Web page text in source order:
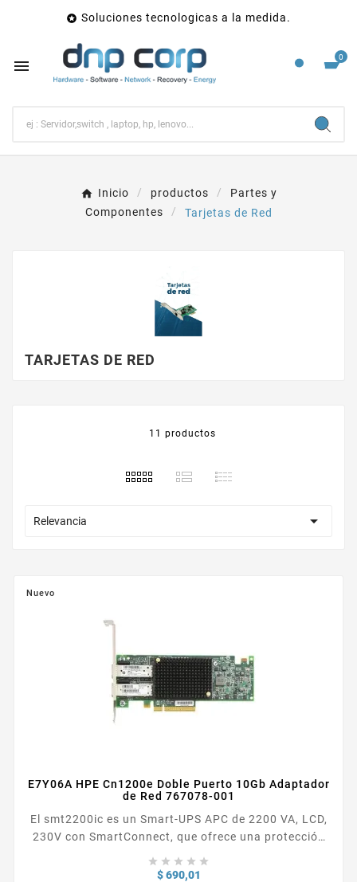
 Soluciones tecnologicas a la medida.
 0
Inicio productos
Partes y
Componentes
Tarjetas de Red
TARJETAS DE RED
11 productos
Relevancia 
Nuevo
E7Y06A HPE Cn1200e Doble Puerto 10Gb Adaptador
de Red 767078-001
El smt2200ic es un Smart-UPS APC de 2200 VA, LCD,
230V con SmartConnect, que ofrece una protección
eléctrica inteligente y eficiente de la red desde el nivel
básico hasta el tiempo de autonomía escalable. Es
    
$ 690,01